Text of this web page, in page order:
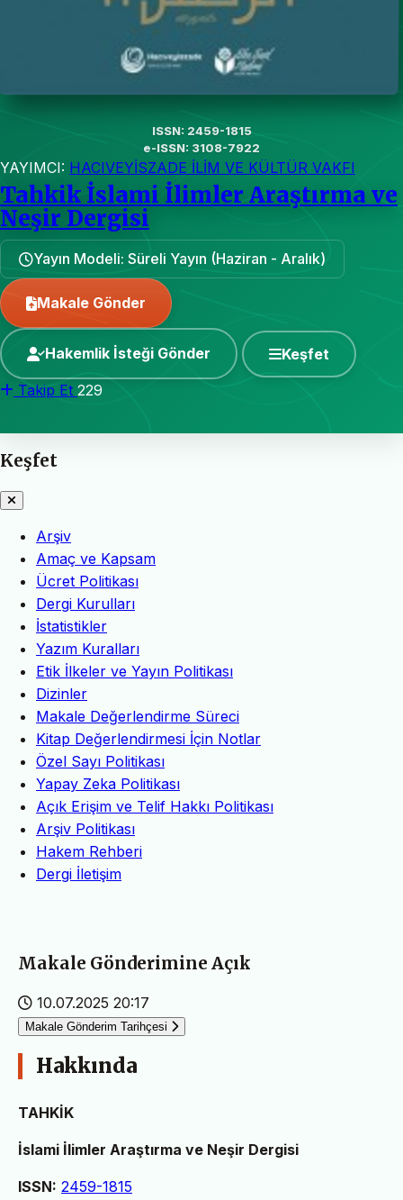
ISSN: 2459-1815
e-ISSN: 3108-7922
YAYIMCI: HACIVEYİSZADE İLİM VE KÜLTÜR VAKFI
Tahkik İslami İlimler Araştırma ve
Neşir Dergisi
Yayın Modeli: Süreli Yayın (Haziran - Aralık)
Makale Gönder
Hakemlik İsteği Gönder Keşfet
Takip Et 229
Keşfet
Arşiv
Amaç ve Kapsam
Ücret Politikası
Dergi Kurulları
İstatistikler
Yazım Kuralları
Etik İlkeler ve Yayın Politikası
Dizinler
Makale Değerlendirme Süreci
Kitap Değerlendirmesi İçin Notlar
Özel Sayı Politikası
Yapay Zeka Politikası
Açık Erişim ve Telif Hakkı Politikası
Arşiv Politikası
Hakem Rehberi
Dergi İletişim
Makale Gönderimine Açık
10.07.2025 20:17
Makale Gönderim Tarihçesi
Hakkında
TAHKİK
İslami İlimler Araştırma ve Neşir Dergisi
ISSN: 2459-1815